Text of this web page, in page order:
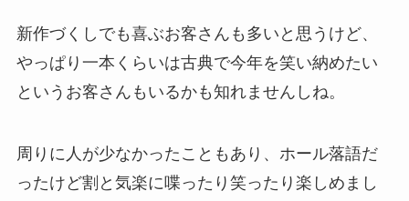
新作づくしでも喜ぶお客さんも多いと思うけど、
やっぱり一本くらいは古典で今年を笑い納めたい
というお客さんもいるかも知れませんしね。
周りに人が少なかったこともあり、ホール落語だ
ったけど割と気楽に喋ったり笑ったり楽しめまし